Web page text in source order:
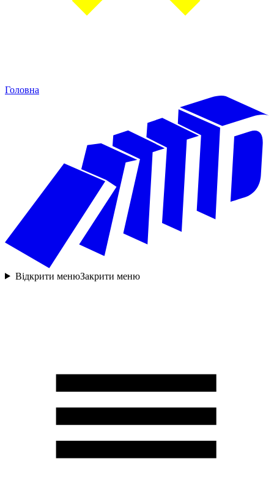
Головна
Відкрити менюЗакрити меню